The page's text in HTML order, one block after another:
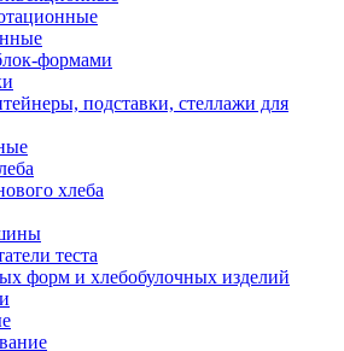
формами
подставки, стеллажи для
хлеба
теста
форм и хлебобулочных изделий